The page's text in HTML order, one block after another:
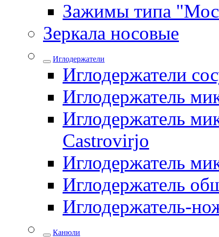
Зажимы типа
Зеркала носовые
Иглодержатели
Иглодержатели
Иглодержатель
Иглодержатель
Castrovirjo
Иглодержатель
Иглодержатель
Иглодержатель-
Канюли